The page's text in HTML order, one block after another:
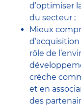
d’optimiser
du secteur ;
Mieux
rôle de
crèche
et en
des